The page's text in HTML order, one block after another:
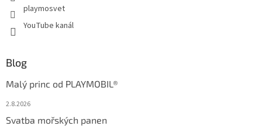
playmosvet
YouTube kanál
Blog
Malý princ od PLAYMOBIL®
2.8.2026
Svatba mořských panen